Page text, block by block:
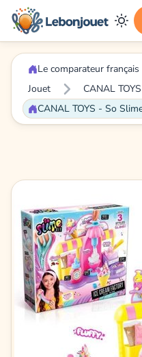
Le comparateur
Jouet
CANAL TOYS